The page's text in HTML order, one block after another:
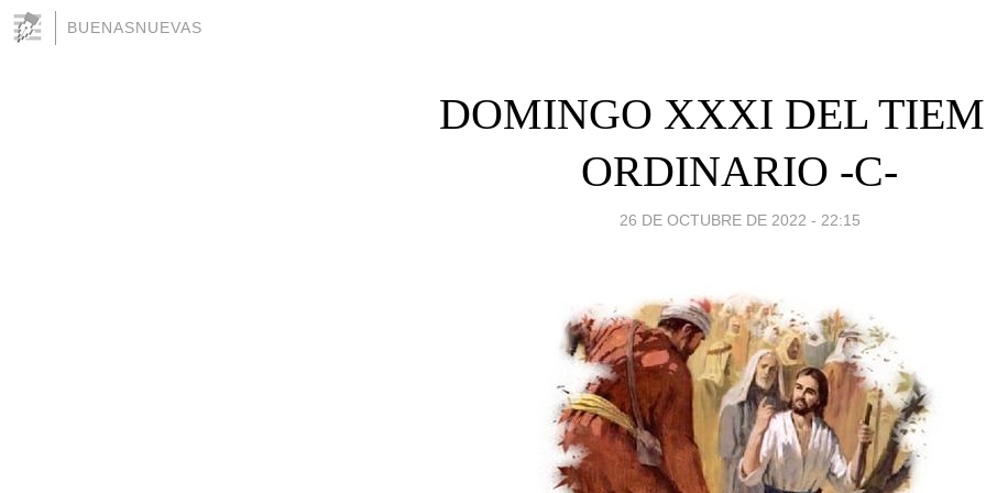
BUENASNUEVAS
DOMINGO XXXI DEL
ORDINARIO -C-
26 DE OCTUBRE DE 2022 - 22:15